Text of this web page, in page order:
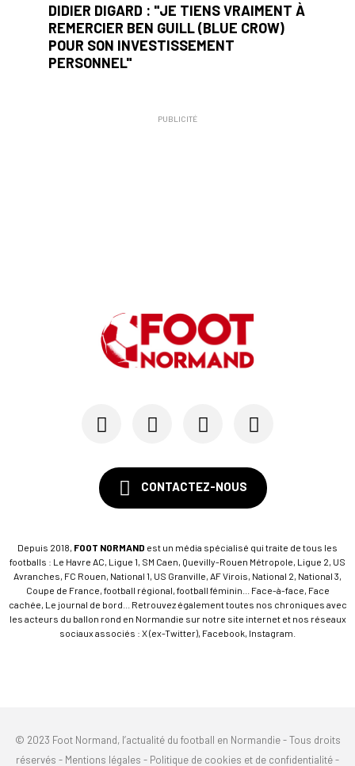
DIDIER DIGARD : "JE TIENS VRAIMENT À
REMERCIER BEN GUILL (BLUE CROW)
POUR SON INVESTISSEMENT
PERSONNEL"
PUBLICITÉ
CONTACTEZ-NOUS
Depuis 2018, FOOT NORMAND est un média spécialisé qui traite de tous les
footballs : Le Havre AC, Ligue 1, SM Caen, Quevilly-Rouen Métropole, Ligue 2, US
Avranches, FC Rouen, National 1, US Granville, AF Virois, National 2, National 3,
Coupe de France, football régional, football féminin... Face-à-face, Face
cachée, Le journal de bord... Retrouvez également toutes nos chroniques avec
les acteurs du ballon rond en Normandie sur notre site internet et nos réseaux
sociaux associés : X (ex-Twitter), Facebook, Instagram.
© 2023 Foot Normand, l’actualité du football en Normandie - Tous droits
réservés - Mentions légales - Politique de cookies et de confidentialité-